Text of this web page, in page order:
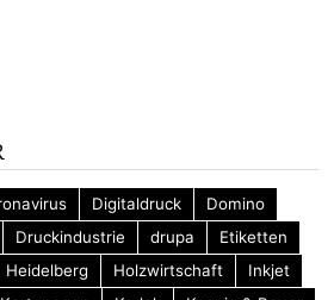
Digitaldruck
Domino
Druckindustrie drupa
Etiketten
Heidelberg Holzwirtschaft
Inkjet